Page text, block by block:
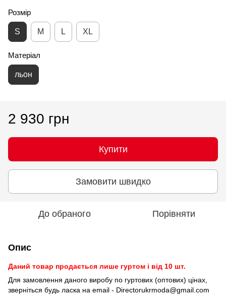
Розмір
S M L XL
Матеріал
льон
2 930 грн
Купити
Замовити швидко
До обраного Порівняти
Опис
Даний товар продається лише гуртом і від 10 шт.
Для замовлення даного виробу по гуртових (оптових) цінах,
зверніться будь ласка на email - Directorukrmoda@gmail.com